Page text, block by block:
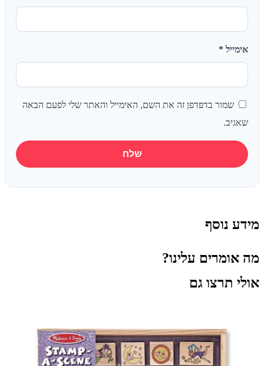
אימייל *
שמור בדפדפן זה את השם, האימייל והאתר שלי לפעם הבאה
שאגיב.
מידע נוסף
מה אומרים עלינו?
אולי תרצו גם